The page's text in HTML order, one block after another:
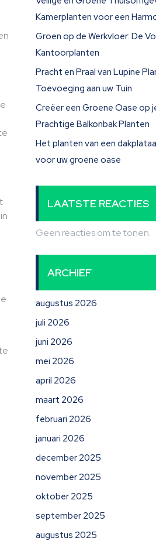
Kamerplanten voor een
Groen op de Werkvloer: De
Kantoorplanten
Pracht en Praal van Lupine
Toevoeging aan uw Tuin
Creëer een Groene Oase op
Prachtige Balkonbak Planten
Het planten van een
voor uw groene oase
LAATSTE REACTIES
Geen reacties om te tonen.
ARCHIEF
augustus 2026
juli 2026
juni 2026
mei 2026
april 2026
maart 2026
februari 2026
januari 2026
december 2025
november 2025
oktober 2025
september 2025
augustus 2025